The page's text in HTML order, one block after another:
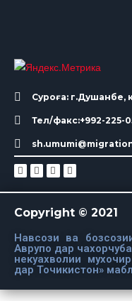
Суроға: г.Душанбе,
Тел/факс:+992-225-
Copyright © 2021
Навсози ва
Аврупо дар
некуахволии
дар Точикистон»